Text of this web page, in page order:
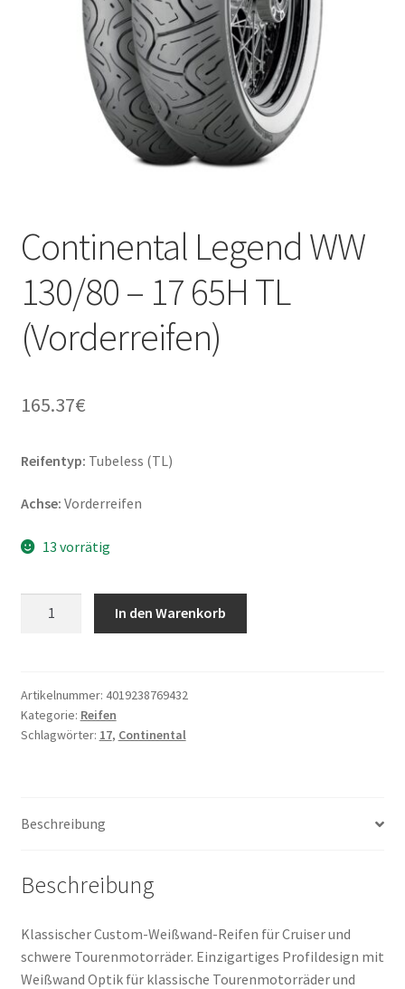
Continental Legend WW
130/80 – 17 65H TL
(Vorderreifen)
165.37€
Reifentyp: Tubeless (TL)
Achse: Vorderreifen
13 vorrätig
-
17
65H
In den Warenkorb
Artikelnummer: 4019238769432
Kategorie: Reifen
Schlagwörter: 17, Continental
Beschreibung
Beschreibung
Klassischer Custom-Weißwand-Reifen für Cruiser und
schwere Tourenmotorräder. Einzigartiges Profildesign mit
Weißwand Optik für klassische Tourenmotorräder und